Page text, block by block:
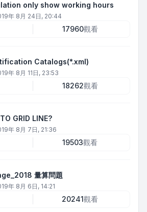
only show working hours
年 8月 24日, 20:44
17960觀看
Catalogs(*.xml)
年 8月 11日, 23:53
18262觀看
GRID LINE?
年 8月 7日, 21:36
19503觀看
量算問題
年 8月 6日, 14:21
20241觀看